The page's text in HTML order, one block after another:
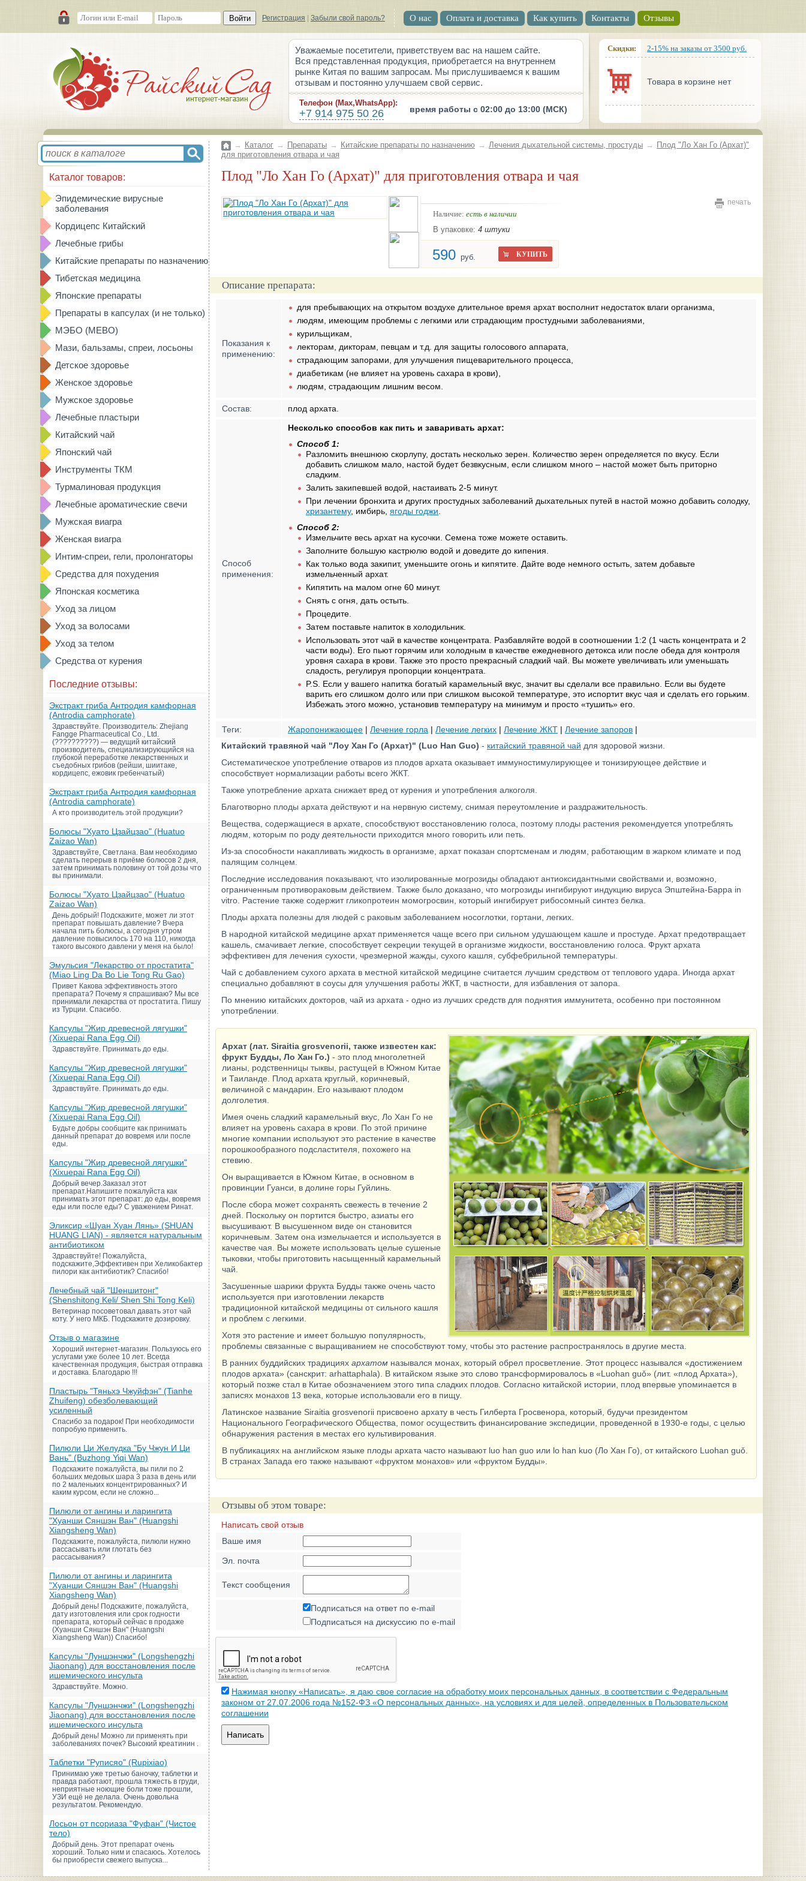
Войти Регистрация Забыли свой пароль? О нас Оплата и доставка Как купить Контакты Отзывы
Уважаемые посетители, приветствуем вас на нашем сайте.
Вся представленная продукция, приобретается на внутреннем
рынке Китая по вашим запросам. Мы прислушиваемся к вашим
отзывам и постоянно улучшаем свой сервис.
Телефон (Max,WhatsApp):
+7 914 975 50 26 время работы с 02:00 до 13:00 (МСК)
Скидки: 2-15% на заказы от 3500 руб.
Товара в корзине нет
Каталог товаров:
Эпидемические вирусные
заболевания
Кордицепс Китайский
Лечебные грибы
Китайские препараты по назначению
Тибетская медицина
Японские препараты
Препараты в капсулах (и не только)
МЭБО (MEBO)
Мази, бальзамы, спреи, лосьоны
Детское здоровье
Женское здоровье
Мужское здоровье
Лечебные пластыри
Китайский чай
Японский чай
Инструменты ТКМ
Турмалиновая продукция
Лечебные ароматические свечи
Мужская виагра
Женская виагра
Интим-спреи, гели, пролонгаторы
Средства для похудения
Японская косметика
Уход за лицом
Уход за волосами
Уход за телом
Средства от курения
Последние отзывы:
Экстракт гриба Антродия камфорная
(Antrodia camphorate)
Здравствуйте. Производитель: Zhejiang
Fangge Pharmaceutical Co., Ltd.
(??????????) — ведущий китайский
производитель, специализирующийся на
глубокой переработке лекарственных и
съедобных грибов (рейши, шиитаке,
кордицепс, ежовик гребенчатый)
Экстракт гриба Антродия камфорная
(Antrodia camphorate)
А кто производитель этой продукции?
Болюсы "Хуато Цзайцзао" (Huatuo
Zaizao Wan)
Здравствуйте, Светлана. Вам необходимо
сделать перерыв в приёме болюсов 2 дня,
затем принимать половину от той дозы что
вы принимали.
Болюсы "Хуато Цзайцзао" (Huatuo
Zaizao Wan)
День добрый! Подскажите, может ли этот
препарат повышать давление? Вчера
начала пить болюсы, а сегодня утром
давление повысилось 170 на 110, никогда
такого высокого давлени у меня на было!
Эмульсия "Лекарство от простатита"
(Miao Ling Da Bo Lie Tong Ru Gao)
Привет Какова эффективность этого
препарата? Почему я спрашиваю? Мы все
принимали лекарства от простатита. Пишу
из Турции. Спасибо.
Капсулы "Жир древесной лягушки"
(Xixuepai Rana Egg Oil)
Здравствуйте. Принимать до еды.
Капсулы "Жир древесной лягушки"
(Xixuepai Rana Egg Oil)
Здравствуйте. Принимать до еды.
Капсулы "Жир древесной лягушки"
(Xixuepai Rana Egg Oil)
Будьте добры сообщите как принимать
данный препарат до вовремя или после
еды.
Капсулы "Жир древесной лягушки"
(Xixuepai Rana Egg Oil)
Добрый вечер.Заказал этот
препарат.Напишите пожалуйста как
принимать этот препарат: до еды, вовремя
еды или после еды? С уважением Ринат.
Эликсир «Шуан Хуан Лянь» (SHUAN
HUANG LIAN) - является натуральным
антибиотиком
Здравствуйте! Пожалуйста,
подскажите,Эффективен при Хеликобактер
пилори как антибиотик? Спасибо!
Лечебный чай "Шеншитонг"
(Shenshitong Keli/ Shen Shi Tong Keli)
Ветеринар посоветовал давать этот чай
коту. У него МКБ. Подскажите дозировку.
Отзыв о магазине
Хороший интернет-магазин. Пользуюсь его
услугами уже более 10 лет. Всегда
качественная продукция, быстрая отправка
и доставка. Благодарю !!!
Пластырь "Тяньхэ Чжуйфэн" (Tianhe
Zhuifeng) обезболевающий
усиленный
Спасибо за подарок! При необходимости
попробую применить.
Пилюли Ци Желудка "Бу Чжун И Ци
Вань" (Buzhong Yiqi Wan)
Подскажите пожалуйста, вы пили по 2
больших медовых шара 3 раза в день или
по 2 маленьких концентрированных? И
каким курсом, если не сложно...
Пилюли от ангины и ларингита
"Хуанши Сяншэн Ван" (Huangshi
Xiangsheng Wan)
Подскажите, пожалуйста, пилюли нужно
рассасывать или глотать без
рассасывания?
Пилюли от ангины и ларингита
"Хуанши Сяншэн Ван" (Huangshi
Xiangsheng Wan)
Добрый день! Подскажите, пожалуйста,
дату изготовления или срок годности
препарата, который сейчас в продаже
(Хуанши Сяншэн Ван" (Huangshi
Xiangsheng Wan)) Спасибо!
Капсулы "Луншэнчжи" (Longshengzhi
Jiaonang) для восстановления после
ишемического инсульта
Здравствуйте. Можно.
Капсулы "Луншэнчжи" (Longshengzhi
Jiaonang) для восстановления после
ишемического инсульта
Добрый день! Можно ли применять при
заболеваниях почек? Высокий креатинин .
Таблетки "Руписяо" (Rupixiao)
Принимаю уже третью баночку, таблетки и
правда работают, прошла тяжесть в груди,
неприятные ноющие боли тоже прошли,
УЗИ ещё не делала. Очень довольна
результатом. Рекомендую.
Лосьон от псориаза "Фуфан" (Чистое
тело)
Добрый день. Этот препарат очень
хороший. Только ним и спасаюсь. Хотелось
бы приобрести свежего выпуска...
→ Каталог → Препараты → Китайские препараты по назначению → Лечения дыхательной системы, простуды →
Плод "Ло Хан Го (Архат)"
для приготовления отвара и чая
Плод "Ло Хан Го (Архат)" для приготовления отвара и чая
печать
Наличие: есть в наличии
В упаковке: 4 штуки
590 руб. КУПИТЬ
Описание препарата:
Показания к
применению:
для пребывающих на открытом воздухе длительное время архат восполнит недостаток влаги организма,
людям, имеющим проблемы с легкими или страдающим простудными заболеваниями,
курильщикам,
лекторам, дикторам, певцам и т.д. для защиты голосового аппарата,
страдающим запорами, для улучшения пищеварительного процесса,
диабетикам (не влияет на уровень сахара в крови),
людям, страдающим лишним весом.
Состав: плод архата.
Способ
применения:
Несколько способов как пить и заваривать архат:
Способ 1:
Разломить внешнюю скорлупу, достать несколько зерен. Количество зерен определяется по вкусу. Если
добавить слишком мало, настой будет безвкусным, если слишком много – настой может быть приторно
сладким.
Залить закипевшей водой, настаивать 2-5 минут.
При лечении бронхита и других простудных заболеваний дыхательных путей в настой можно добавить солодку,
хризантему, имбирь, ягоды годжи
Способ 2:
Измельчите весь архат на кусочки. Семена тоже можете оставить.
Заполните большую кастрюлю водой и доведите до кипения.
Как только вода закипит, уменьшите огонь и кипятите. Дайте воде немного остыть, затем добавьте
измельченный архат.
Кипятить на малом огне 60 минут.
Снять с огня, дать остыть.
Процедите.
Затем поставьте напиток в холодильник.
Использовать этот чай в качестве концентрата. Разбавляйте водой в соотношении 1:2 (1 часть концентрата и 2
части воды). Его пьют горячим или холодным в качестве ежедневного детокса или после обеда для контроля
уровня сахара в крови. Также это просто прекрасный сладкий чай. Вы можете увеличивать или уменьшать
сладость, регулируя пропорции концентрата.
P.S. Если у вашего напитка богатый карамельный вкус, значит вы сделали все правильно. Если вы будете
варить его слишком долго или при слишком высокой температуре, это испортит вкус чая и сделать его горьким.
Избежать этого можно, установив температуру на минимум и просто «тушить» его.
Теги: Жаропонижающее | Лечение горла | Лечение легких | Лечение ЖКТ | Лечение запоров |
Китайский травяной чай "Лоу Хан Го (Архат)" (Luo Han Guo) - китайский травяной чай для здоровой жизни.
Систематическое употребление отваров из плодов архата оказывает иммуностимулирующее и тонизирующее действие и
способствует нормализации работы всего ЖКТ.
Также употребление архата снижает вред от курения и употребления алкоголя.
Благотворно плоды архата действуют и на нервную систему, снимая переутомление и раздражительность.
Вещества, содержащиеся в архате, способствуют восстановлению голоса, поэтому плоды растения рекомендуется употреблять
людям, которым по роду деятельности приходится много говорить или петь.
Из-за способности накапливать жидкость в организме, архат показан спортсменам и людям, работающим в жарком климате и под
палящим солнцем.
Последние исследования показывают, что изолированные могрозиды обладают антиоксидантными свойствами и, возможно,
ограниченным противораковым действием. Также было доказано, что могрозиды ингибируют индукцию вируса Эпштейна-Барра in
vitro. Растение также содержит гликопротеин момогросвин, который ингибирует рибосомный синтез белка.
Плоды архата полезны для людей с раковым заболеванием носоглотки, гортани, легких.
В народной китайской медицине архат применяется чаще всего при сильном удушающем кашле и простуде. Архат предотвращает
кашель, смачивает легкие, способствует секреции текущей в организме жидкости, восстановлению голоса. Фрукт архата
эффективен для лечения сухости, чрезмерной жажды, сухого кашля, субфебрильной температуры.
Чай с добавлением сухого архата в местной китайской медицине считается лучшим средством от теплового удара. Иногда архат
специально добавляют в соусы для улучшения работы ЖКТ, в частности, для избавления от запора.
По мнению китайских докторов, чай из архата - одно из лучших средств для поднятия иммунитета, особенно при постоянном
употреблении.
Архат (лат. Siraitia grosvenorii, также известен как:
фрукт Будды, Ло Хан Го.) - это плод многолетней
лианы, родственницы тыквы, растущей в Южном Китае
и Таиланде. Плод архата круглый, коричневый,
величиной с мандарин. Его называют плодом
долголетия.
Имея очень сладкий карамельный вкус, Ло Хан Го не
влияет на уровень сахара в крови. По этой причине
многие компании используют это растение в качестве
порошкообразного подсластителя, похожего на
стевию.
Он выращивается в Южном Китае, в основном в
провинции Гуанси, в долине горы Гуйлинь.
После сбора может сохранять свежесть в течение 2
дней. Поскольку он портится быстро, азиаты его
высушивают. В высушенном виде он становится
коричневым. Затем она измельчается и используется в
качестве чая. Вы можете использовать целые сушеные
тыковки, чтобы приготовить насыщенный карамельный
чай.
Засушенные шарики фрукта Будды также очень часто
используется при изготовлении лекарств
традиционной китайской медицины от сильного кашля
и проблем с легкими.
Хотя это растение и имеет большую популярность,
проблемы связанные с выращиванием не способствуют тому, чтобы это растение распространялось в другие места.
В ранних буддийских традициях архатом назывался монах, который обрел просветление. Этот процесс назывался «достижением
плодов архата» (санскрит: arhattaphala). В китайском языке это слово трансформировалось в «Luohan guǒ» (лит. «плод Архата»),
который позже стал в Китае обозначением этого типа сладких плодов. Согласно китайской истории, плод впервые упоминается в
записях монахов 13 века, которые использовали его в пищу.
Латинское название Siraitia grosvenorii присвоено архату в честь Гилберта Гросвенора, который, будучи президентом
Национального Географического Общества, помог осуществить финансирование экспедиции, проведенной в 1930-е годы, с целью
обнаружения растения в местах его культивирования.
В публикациях на английском языке плоды архата часто называют luo han guo или lo han kuo (Ло Хан Го), от китайского Luohan guǒ.
В странах Запада его также называют «фруктом монахов» или «фруктом Будды».
Отзывы об этом товаре:
Написать свой отзыв
Ваше имя
Эл. почта
Текст сообщения
Подписаться на ответ по e-mail
Подписаться на дискуссию по e-mail
Нажимая кнопку «Написать», я даю свое согласие на обработку моих персональных данных, в соответствии с Федеральным
законом от 27.07.2006 года №152-ФЗ «О персональных данных», на условиях и для целей, определенных в Пользовательском
соглашении
Написать